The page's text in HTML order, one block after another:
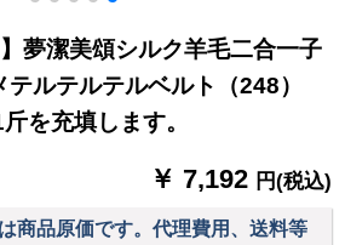
夢潔美頌シルク羊毛二合一子
ルテルテルベルト（248）
を充填します。
￥ 7,192 円(税込)
商品原価です。代理費用、送料等